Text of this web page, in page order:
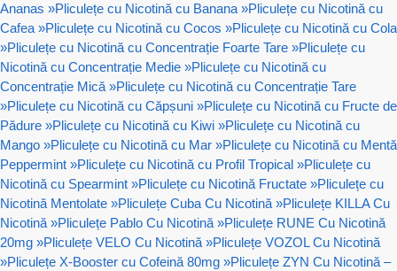
Ananas »Pliculețe cu Nicotină cu Banana »Pliculețe cu Nicotină cu
Cafea »Pliculețe cu Nicotină cu Cocos »Pliculețe cu Nicotină cu Cola
»Pliculețe cu Nicotină cu Concentrație Foarte Tare »Pliculețe cu
Nicotină cu Concentrație Medie »Pliculețe cu Nicotină cu
Concentrație Mică »Pliculețe cu Nicotină cu Concentrație Tare
»Pliculețe cu Nicotină cu Căpșuni »Pliculețe cu Nicotină cu Fructe de
Pădure »Pliculețe cu Nicotină cu Kiwi »Pliculețe cu Nicotină cu
Mango »Pliculețe cu Nicotină cu Mar »Pliculețe cu Nicotină cu Mentă
Peppermint »Pliculețe cu Nicotină cu Profil Tropical »Pliculețe cu
Nicotină cu Spearmint »Pliculețe cu Nicotină Fructate »Pliculețe cu
Nicotină Mentolate »Pliculețe Cuba Cu Nicotină »Pliculețe KILLA Cu
Nicotină »Pliculețe Pablo Cu Nicotină »Pliculețe RUNE Cu Nicotină
20mg »Pliculețe VELO Cu Nicotină »Pliculețe VOZOL Cu Nicotină
»Pliculețe X-Booster cu Cofeină 80mg »Pliculețe ZYN Cu Nicotină –